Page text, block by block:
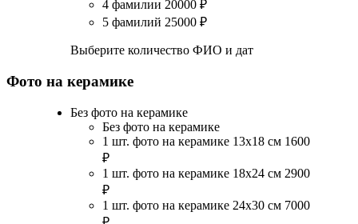
4 фамилии 20000 ₽
5 фамилий 25000 ₽
Выберите количество ФИО и дат
Фото на керамике
Без фото на керамике
Без фото на керамике
1 шт. фото на керамике 13х18 см 1600
₽
1 шт. фото на керамике 18х24 см 2900
₽
1 шт. фото на керамике 24х30 см 7000